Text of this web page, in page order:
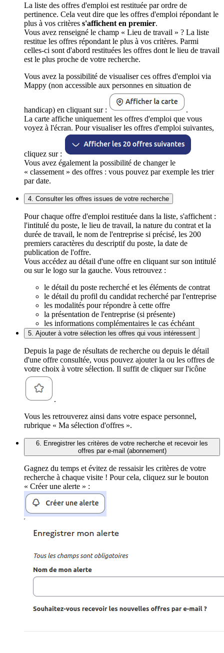
La liste des offres d'emploi est restituée par ordre de
pertinence. Cela veut dire que les offres d'emploi répondant le
plus à vos critères s'affichent en premier.
Vous avez renseigné le champ « Lieu de travail » ? La liste
restitue les offres répondant le plus à vos critères. Parmi
celles-ci sont d'abord restituées les offres dont le lieu de travail
est le plus proche de votre recherche.
Vous avez la possibilité de visualiser ces offres d'emploi via
Mappy (non accessible aux personnes en situation de
handicap) en cliquant sur :
.
La carte affiche uniquement les offres d'emploi que vous
voyez à l'écran. Pour visualiser les offres d'emploi suivantes,
cliquez sur :
Vous avez également la possibilité de changer le
« classement » des offres : vous pouvez par exemple les trier
par date.
4. Consulter les offres issues de votre recherche
Pour chaque offre d'emploi restituée dans la liste, s'affichent :
l'intitulé du poste, le lieu de travail, la nature du contrat et la
durée de travail, le nom de l'entreprise si précisé, les 200
premiers caractères du descriptif du poste, la date de
publication de l'offre.
Vous accédez au détail d'une offre en cliquant sur son intitulé
ou sur le logo sur la gauche. Vous retrouvez :
le détail du poste recherché et les éléments de contrat
le détail du profil du candidat recherché par l'entreprise
les modalités pour répondre à cette offre
la présentation de l'entreprise (si présente)
les informations complémentaires le cas échéant
5. Ajouter à votre sélection les offres qui vous intéressent
Depuis la page de résultats de recherche ou depuis le détail
d'une offre consultée, vous pouvez ajouter la ou les offres de
votre choix à votre sélection. Il suffit de cliquer sur l'icône
.
Vous les retrouverez ainsi dans votre espace personnel,
rubrique « Ma sélection d'offres ».
6. Enregistrer les critères de votre recherche et recevoir les
offres par e-mail (abonnement)
Gagnez du temps et évitez de ressaisir les critères de votre
recherche à chaque visite ! Pour cela, cliquez sur le bouton
« Créer une alerte » :